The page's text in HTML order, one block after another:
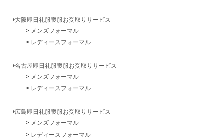
大阪即日礼服喪服お受取りサービス
メンズフォーマル
レディースフォーマル
名古屋即日礼服喪服お受取りサービス
メンズフォーマル
レディースフォーマル
広島即日礼服喪服お受取りサービス
メンズフォーマル
レディースフォーマル